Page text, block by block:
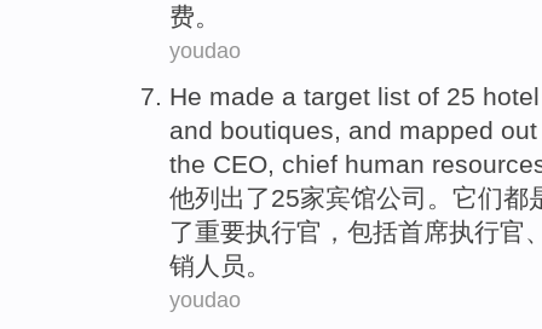
费。
youdao
He made a target list of 25 hotel
and boutiques, and mapped
the CEO, chief human
他列出了25家宾馆公司 。 它们都
了重要执行官 ， 包括首席执行官
销 人员。
youdao